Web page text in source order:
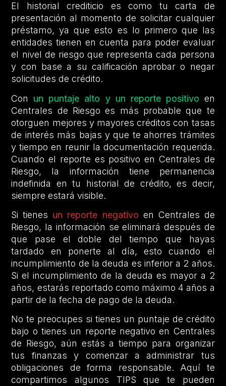
El historial crediticio es como tu carta de
presentación al momento de solicitar cualquier
préstamo, ya que esto es lo primero que las
entidades tienen en cuenta para poder evaluar
el nivel de riesgo que representa cada persona
y con base a su calificación aprobar o negar
solicitudes de crédito.
Con un puntaje alto y un reporte positivo en
Centrales de Riesgo es más probable que te
otorguen mejores y mayores créditos con tasas
de interés más bajas y que te ahorres trámites
y tiempo en reunir la documentación requerida.
Cuando el reporte es positivo en Centrales de
Riesgo, la información tiene permanencia
indefinida en tu historial de crédito, es decir,
siempre estará visible.
Si tienes un reporte negativo en Centrales de
Riesgo, la información se eliminará después de
que pase el doble del tiempo que hayas
tardado en ponerte al día, esto cuando el
incumplimiento de la deuda es inferior a 2 años.
Si el incumplimiento de la deuda es mayor a 2
años, estarás reportado como máximo 4 años a
partir de la fecha de pago de la deuda.
No te preocupes si tienes un puntaje de crédito
bajo o tienes un reporte negativo en Centrales
de Riesgo, aún estás a tiempo para organizar
tus finanzas y comenzar a administrar tus
obligaciones de forma responsable. Aquí te
compartimos algunos TIPS que te pueden